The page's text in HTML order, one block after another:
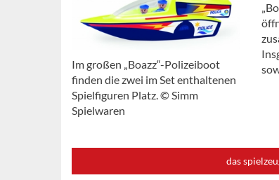
Im großen „Boazz“-Polizeiboot
finden die zwei im Set enthaltenen
Spielfiguren Platz. © Simm
Spielwaren
das